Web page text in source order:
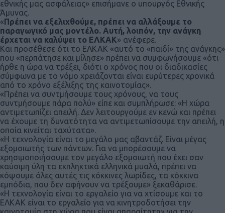
εθνικής μας ασφάλειας» επισήμανε ο υπουργός Εθνικής
Άμυνας.
« Πρέπει να εξελιχθούμε, πρέπει να αλλάξουμε το
παραγωγικό μας μοντέλο. Αυτή, λοιπόν, την ανάγκη
έρχεται να καλύψει το ΕΛΚΑΚ» ανέφερε.
Και προσέθεσε ότι το ΕΛΚΑΚ «αυτό το «παιδί» της ανάγκης»
που «περπάτησε και μίλησε» πρέπει να συμφωνήσουμε «ότι
ήρθε η ώρα να τρέξει, διότι ο χρόνος που οι διαδικασίες
σύμφωνα με το νόμο χρειάζονται είναι ευρύτερες χρονικά
από το χρόνο εξέλιξης της καινοτομίας».
«Πρέπει να συντμήσουμε τους χρόνους, να τους
συντμήσουμε πάρα πολύ» είπε και συμπλήρωσε: «Η χώρα
αντιμετωπίζει απειλή. Δεν λειτουργούμε εν κενώ και πρέπει
να έχουμε τη δυνατότητα να αντιμετωπίσουμε την απειλή, η
οποία κινείται ταχύτατα».
«Η τεχνολογία είναι το μεγάλο μας αβαντάζ. Είναι μέγας
εξομοιωτής των πάντων. Για να μπορέσουμε να
χρησιμοποιήσουμε τον μεγάλο εξομοιωτή που έχει σαν
καύσιμη ύλη τα εκπληκτικά ελληνικά μυαλά, πρέπει να
κόψουμε όλες αυτές τις κόκκινες λωρίδες, τα κόκκινα
εμπόδια, που δεν αφήνουν να τρέξουμε» ξεκαθάρισε.
«Η τεχνολογία είναι το εργαλείο για να χτίσουμε και το
ΕΛΚΑΚ είναι το εργαλείο για να κινητροδοτήσει την